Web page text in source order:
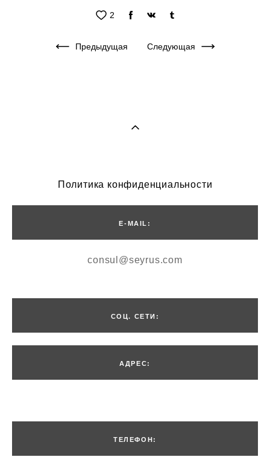
2
Предыдущая Следующая
Политика конфиденциальности
E-MAIL:
consul@seyrus.com
СОЦ. СЕТИ:
АДРЕС:
ТЕЛЕФОН: